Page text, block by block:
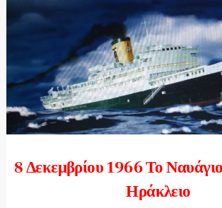
8 Δεκεμβρίου 1966 Το
Ηράκλειο